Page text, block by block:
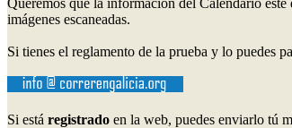
imágenes escaneadas.
Si tienes el reglamento de la prueba y lo puedes
Si está registrado en la web, puedes enviarlo tú